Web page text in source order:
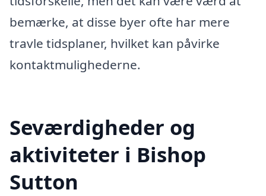
bemærke, at disse byer ofte har mere
travle tidsplaner, hvilket kan påvirke
kontaktmulighederne.
Seværdigheder og
aktiviteter i Bishop
Sutton